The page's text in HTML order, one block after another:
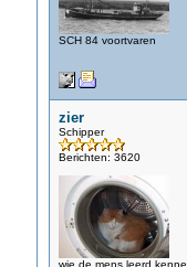
SCH 84 voortvaren
zier
Schipper
Berichten: 3620
wie de mens leerd kenne,